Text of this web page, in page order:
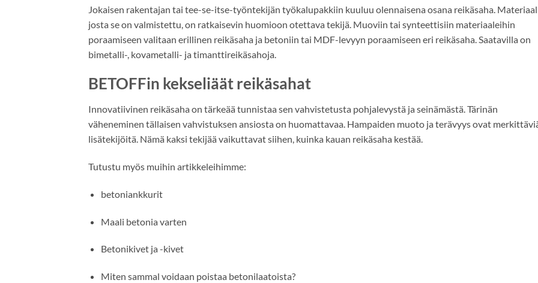
Jokaisen rakentajan tai tee-se-itse-työntekijän työkalupakkiin kuuluu olennaisena osana reikäsaha.
josta se on valmistettu, on ratkaisevin huomioon otettava tekijä. Muoviin tai synteettisiin materiaaleihin
poraamiseen valitaan erillinen reikäsaha ja betoniin tai MDF-levyyn poraamiseen eri reikäsaha. Saatavilla on
bimetalli-, kovametalli- ja timanttireikäsahoja.
BETOFFin kekseliäät reikäsahat
Innovatiivinen reikäsaha on tärkeää tunnistaa sen vahvistetusta pohjalevystä ja seinämästä. Tärinän
väheneminen tällaisen vahvistuksen ansiosta on huomattavaa. Hampaiden muoto ja terävyys ovat
lisätekijöitä. Nämä kaksi tekijää vaikuttavat siihen, kuinka kauan reikäsaha kestää.
Tutustu myös muihin artikkeleihimme:
betoniankkurit
Maali betonia varten
Betonikivet ja -kivet
Miten sammal voidaan poistaa betonilaatoista?